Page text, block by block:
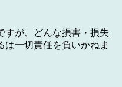
すが、どんな損害・損失
は一切責任を負いかねま